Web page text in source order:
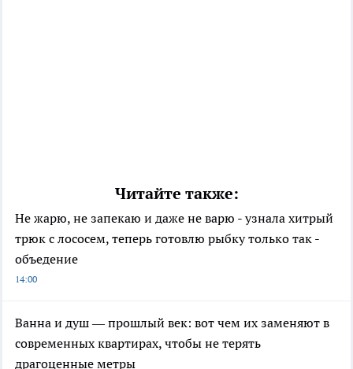
Читайте также:
Не жарю, не запекаю и даже не варю - узнала хитрый
трюк с лососем, теперь готовлю рыбку только так -
объедение
14:00
Ванна и душ — прошлый век: вот чем их заменяют в
современных квартирах, чтобы не терять
драгоценные метры